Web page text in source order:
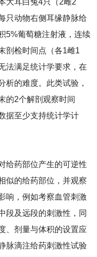
大耳白兔4只（2雌2
只动物右侧耳缘静脉给
5%葡萄糖注射液，连续
剖检时间点（各1雌1
法满足统计学要求，在
析的难度。此类试验，
的2个解剖观察时间
据至少支持统计学计
给药部位产生的可逆性
似的给药部位，并观察
响，例如考察血管刺激
段及远段的刺激性，同
、剂量与体积的设置应
脉滴注给药刺激性试验